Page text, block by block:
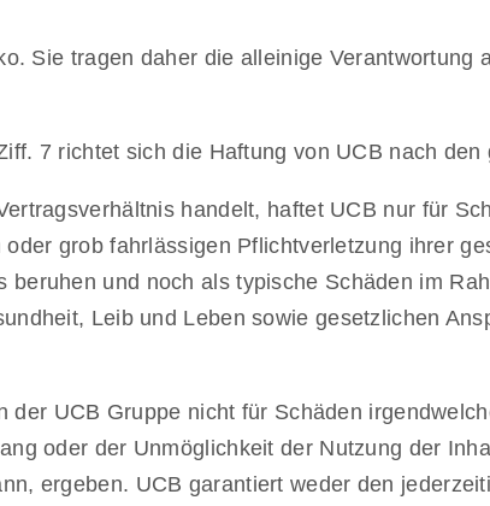
Sie tragen daher die alleinige Verantwortung
7 richtet sich die Haftung von UCB nach
handelt, haftet UCB nur für
grob fahrlässigen Pflichtverletzung ihrer
und noch als typische Schäden im
Leib und Leben sowie gesetzlichen
UCB Gruppe nicht für Schäden
oder der Unmöglichkeit der Nutzung der
ergeben. UCB garantiert weder den